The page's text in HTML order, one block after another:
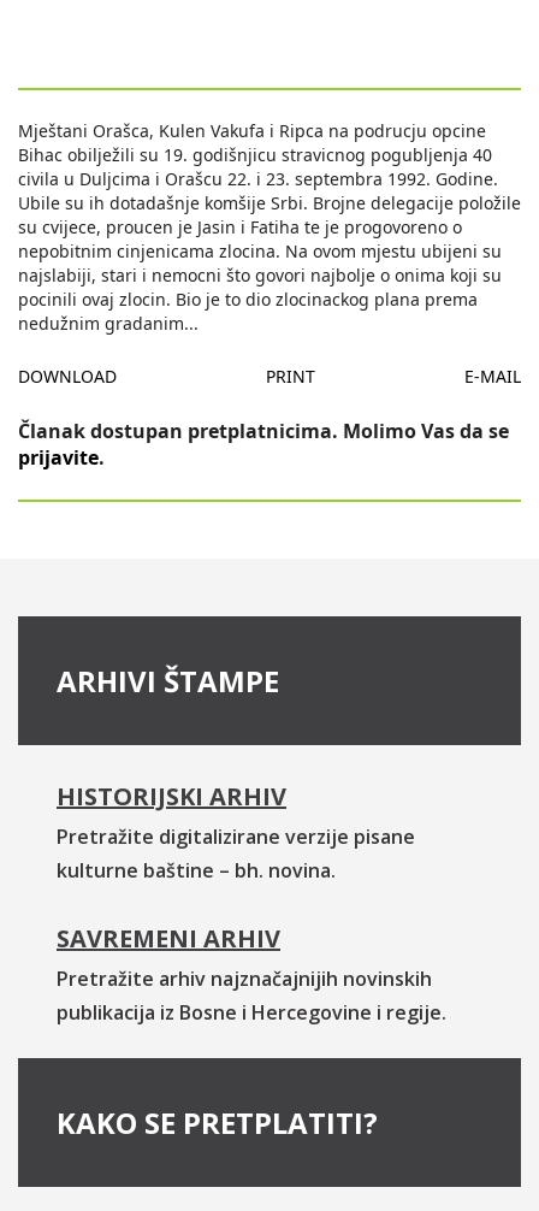
Mještani Orašca, Kulen Vakufa i Ripca na podrucju opcine
Bihac obilježili su 19. godišnjicu stravicnog pogubljenja 40
civila u Duljcima i Orašcu 22. i 23. septembra 1992. Godine.
Ubile su ih dotadašnje komšije Srbi. Brojne delegacije položile
su cvijece, proucen je Jasin i Fatiha te je progovoreno o
nepobitnim cinjenicama zlocina. Na ovom mjestu ubijeni su
najslabiji, stari i nemocni što govori najbolje o onima koji su
pocinili ovaj zlocin. Bio je to dio zlocinackog plana prema
nedužnim gradanim...
DOWNLOAD PRINT E-MAIL
Članak dostupan pretplatnicima. Molimo Vas da se
prijavite.
ARHIVI ŠTAMPE
HISTORIJSKI ARHIV
Pretražite digitalizirane verzije pisane
kulturne baštine – bh. novina.
SAVREMENI ARHIV
Pretražite arhiv najznačajnijih novinskih
publikacija iz Bosne i Hercegovine i regije.
KAKO SE PRETPLATITI?